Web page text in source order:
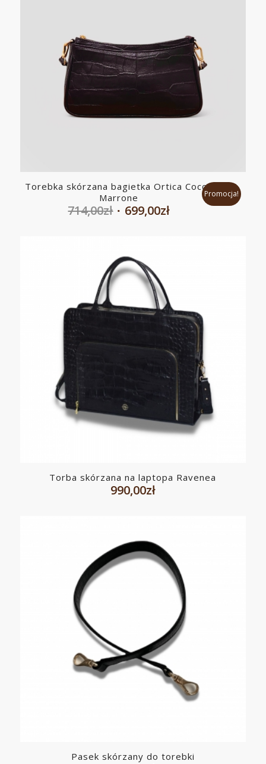
Torebka skórzana bagietka Ortica Cocco
Marrone
714,00zł Pierwotna
714,00zł.
699,00złAktualna
Promocja!
Torba skórzana na laptopa Ravenea
990,00zł
Pasek skórzany do torebki